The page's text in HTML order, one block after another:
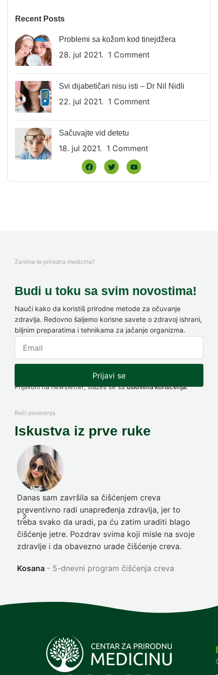
Recent Posts
Problemi sa kožom kod tinejdžera
28. jul 2021. 1 Comment
Svi dijabetičari nisu isti – Dr Nil Nidli
22. jul 2021. 1 Comment
Sačuvajte vid detetu
18. jul 2021. 1 Comment
Zanima te prirodna medicina?
Budi u toku sa svim novostima!
Nauči kako da koristiš prirodne metode za očuvanje
zdravlja. Redovno šaljemo korisne savete o zdravoj ishrani,
biljnim preparatima i tehnikama za jačanje organizma.
Prijavi se
Prijavom na newsletter, slažeš se sauslovima korišćenja.
Reči poverenja
Iskustva iz prve ruke
Danas sam završila sa čišćenjem creva
preventivno radi unapređenja zdravlja, jer to
treba svako da uradi, pa ću zatim uraditi blago
čišćenje jetre. Pozdrav svima koji misle na svoje
zdravlje i da obavezno urade čišćenje creva.
Kosana 5-dnevni program čišćenja creva